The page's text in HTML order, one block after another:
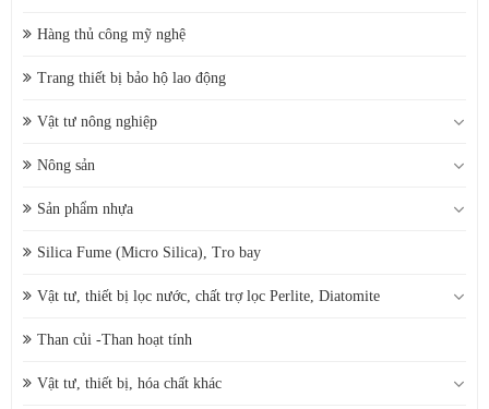
Hàng thủ công mỹ nghệ
Trang thiết bị bảo hộ lao động
Vật tư nông nghiệp
Nông sản
Sản phẩm nhựa
Silica Fume (Micro Silica), Tro bay
Vật tư, thiết bị lọc nước, chất trợ lọc Perlite, Diatomite
Than củi -Than hoạt tính
Vật tư, thiết bị, hóa chất khác